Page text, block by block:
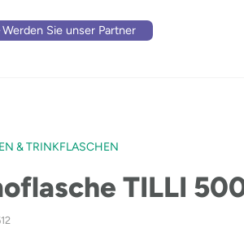
Werden Sie unser Partner
& TRINKFLASCHEN
TILLI